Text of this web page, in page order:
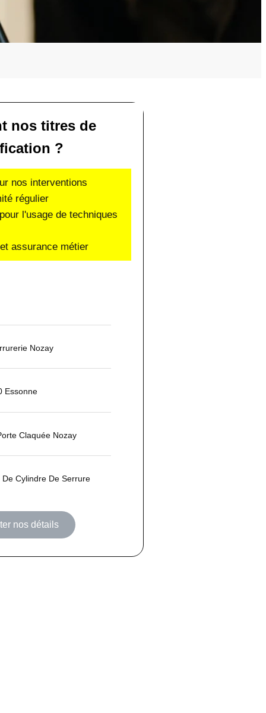
nos titres de
?
nos interventions
régulier
l'usage de techniques
assurance métier
Nozay
Essonne
Claquée Nozay
Cylindre De Serrure
nos détails